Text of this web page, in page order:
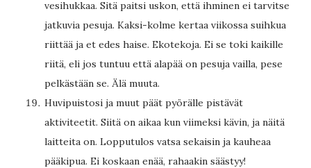
vesihukkaa. Sitä paitsi uskon, että ihminen ei tarvitse
jatkuvia pesuja. Kaksi-kolme kertaa viikossa suihkua
riittää ja et edes haise. Ekotekoja. Ei se toki kaikille
riitä, eli jos tuntuu että alapää on pesuja vailla, pese
pelkästään se. Älä muuta.
Huvipuistosi ja muut päät pyörälle pistävät
aktiviteetit. Siitä on aikaa kun viimeksi kävin, ja näitä
laitteita on. Lopputulos vatsa sekaisin ja kauheaa
pääkipua. Ei koskaan enää, rahaakin säästyy!